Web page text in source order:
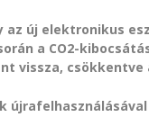
az új elektronikus
a CO2-
vissza,